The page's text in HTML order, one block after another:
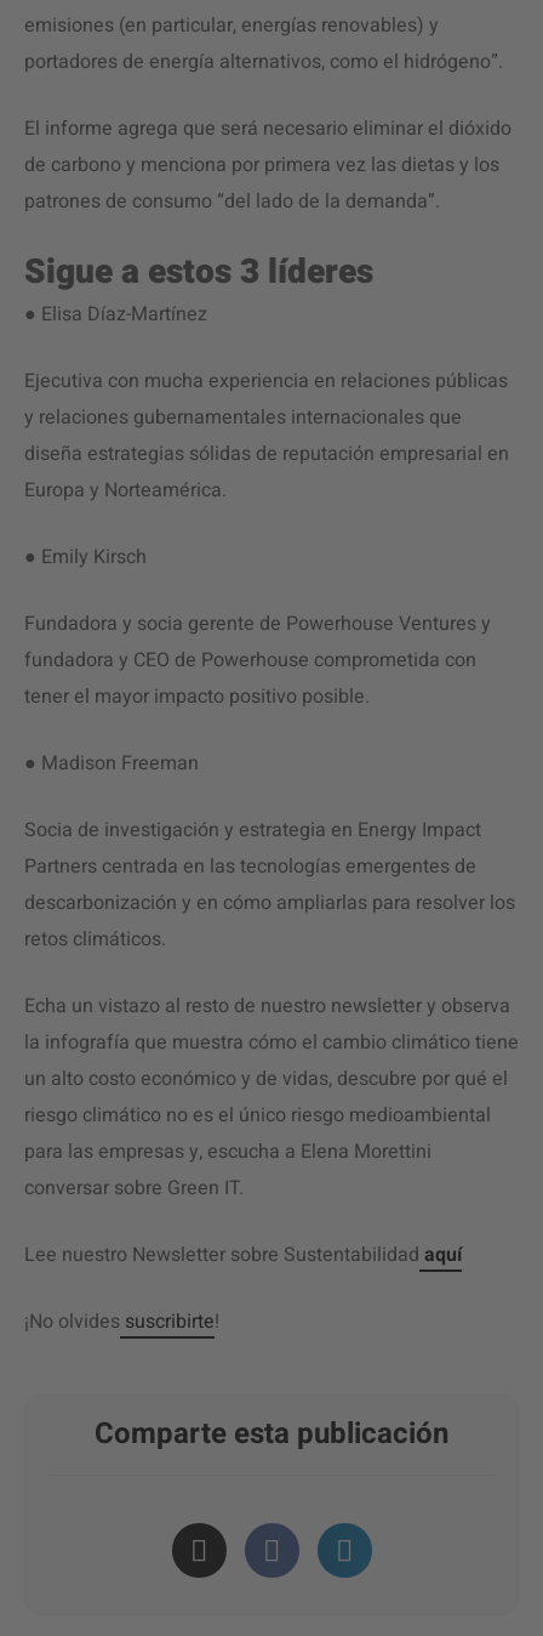
emisiones (en particular, energías renovables) y
portadores de energía alternativos, como el hidrógeno”.
El informe agrega que será necesario eliminar el dióxido
de carbono y menciona por primera vez las dietas y los
patrones de consumo “del lado de la demanda”.
Sigue a estos 3 líderes
● Elisa Díaz-Martínez
Ejecutiva con mucha experiencia en relaciones públicas
y relaciones gubernamentales internacionales que
diseña estrategias sólidas de reputación empresarial en
Europa y Norteamérica.
● Emily Kirsch
Fundadora y socia gerente de Powerhouse Ventures y
fundadora y CEO de Powerhouse comprometida con
tener el mayor impacto positivo posible.
● Madison Freeman
Socia de investigación y estrategia en Energy Impact
Partners centrada en las tecnologías emergentes de
descarbonización y en cómo ampliarlas para resolver los
retos climáticos.
Echa un vistazo al resto de nuestro newsletter y observa
la infografía que muestra cómo el cambio climático tiene
un alto costo económico y de vidas, descubre por qué el
riesgo climático no es el único riesgo medioambiental
para las empresas y, escucha a Elena Morettini
conversar sobre Green IT.
Lee nuestro Newsletter sobre Sustentabilidad aquí
¡No olvides suscribirte!
Comparte esta publicación